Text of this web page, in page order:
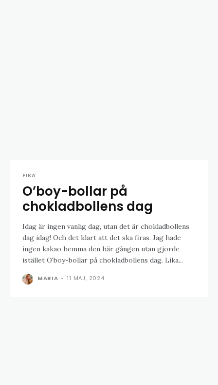
FIKA
O’boy-bollar på
chokladbollens dag
Idag är ingen vanlig dag, utan det är chokladbollens
dag idag! Och det klart att det ska firas. Jag hade
ingen kakao hemma den här gången utan gjorde
istället O'boy-bollar på chokladbollens dag. Lika...
MARIA - 11 MAJ, 2024